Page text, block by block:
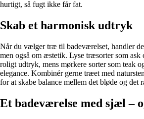
hurtigt, så fugt ikke får fat.
Skab et harmonisk udtryk
Når du vælger træ til badeværelset, handler
men også om æstetik. Lyse træsorter som
roligt udtryk, mens mørkere sorter som teak
elegance. Kombinér gerne træet med
for at skabe balance mellem det bløde og det
Et badeværelse med sjæl –